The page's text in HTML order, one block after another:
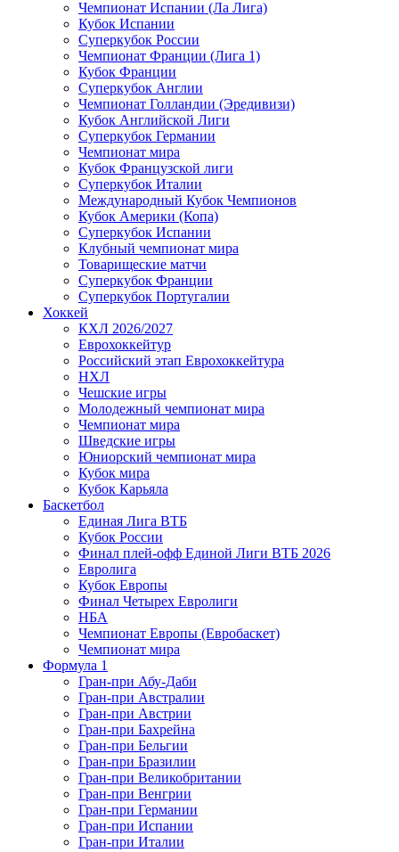
Чемпионат Испании (Ла Лига)
Кубок Испании
Суперкубок России
Чемпионат Франции (Лига 1)
Кубок Франции
Суперкубок Англии
Чемпионат Голландии (Эредивизи)
Кубок Английской Лиги
Суперкубок Германии
Чемпионат мира
Кубок Французской лиги
Суперкубок Италии
Международный Кубок Чемпионов
Кубок Америки (Копа)
Суперкубок Испании
Клубный чемпионат мира
Товарищеские матчи
Суперкубок Франции
Суперкубок Португалии
Хоккей
КХЛ 2026/2027
Еврохоккейтур
Российский этап Еврохоккейтура
НХЛ
Чешские игры
Молодежный чемпионат мира
Чемпионат мира
Шведские игры
Юниорский чемпионат мира
Кубок мира
Кубок Карьяла
Баскетбол
Единая Лига ВТБ
Кубок России
Финал плей-офф Единой Лиги ВТБ 2026
Евролига
Кубок Европы
Финал Четырех Евролиги
НБА
Чемпионат Европы (Евробаскет)
Чемпионат мира
Формула 1
Гран-при Абу-Даби
Гран-при Австралии
Гран-при Австрии
Гран-при Бахрейна
Гран-при Бельгии
Гран-при Бразилии
Гран-при Великобритании
Гран-при Венгрии
Гран-при Германии
Гран-при Испании
Гран-при Италии